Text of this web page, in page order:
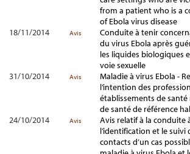
from a patient who is a
of Ebola virus disease
18/11/2014
Avis
Conduite à tenir
du virus Ebola après
les liquides biologiques
voie sexuelle
31/10/2014
Avis
Maladie à virus Ebola -
l’intention des
établissements de
de santé de référence
24/10/2014
Avis
Avis relatif à la conduite
l’identification et le suivi
contacts d’un cas